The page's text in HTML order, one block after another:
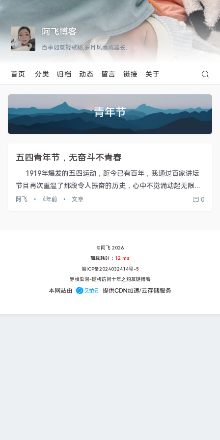
阿飞博客
百事如意轻歌扬,岁月风雨成器长.
首页 分类 归档 动态 留言 链接 关于
青年节
五四青年节，无奋斗不青春
1919年爆发的五四运动，距今已有百年，我通过百家讲坛
节目再次重温了那段令人振奋的历史，心中不觉涌动起无限的
敬意与感慨。在第一次世界大战之后举行的巴黎和会中，列强
阿飞 • 4年前 • 文章 0
©阿飞 2026
加载耗时： 12 ms
渝ICP备2024032414号-5
穿梭虫洞-随机访问十年之约友链博客